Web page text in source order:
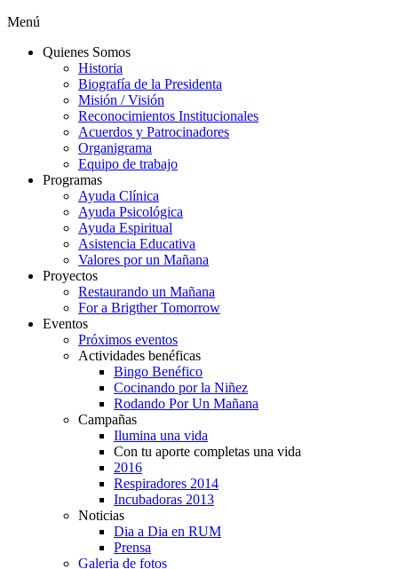
Menú
Quienes Somos
Historia
Biografía de la Presidenta
Misión / Visión
Reconocimientos Institucionales
Acuerdos y Patrocinadores
Organigrama
Equipo de trabajo
Programas
Ayuda Clínica
Ayuda Psicológica
Ayuda Espiritual
Asistencia Educativa
Valores por un Mañana
Proyectos
Restaurando un Mañana
For a Brigther Tomorrow
Eventos
Próximos eventos
Actividades benéficas
Bingo Benéfico
Cocinando por la Niñez
Rodando Por Un Mañana
Campañas
Ilumina una vida
Con tu aporte completas una vida
2016
Respiradores 2014
Incubadoras 2013
Noticias
Dia a Dia en RUM
Prensa
Galeria de fotos